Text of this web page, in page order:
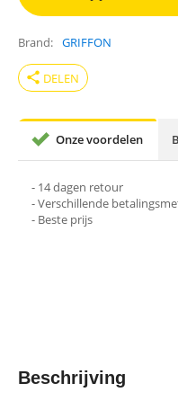
Brand GRIFFON
share DELEN
Onze voordelen
- 14 dagen retour
- Verschillende
- Beste prijs
Beschrijving